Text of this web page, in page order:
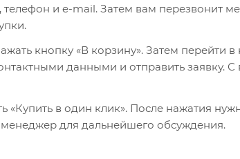
и e-mail. Затем вам перезвонит
кнопку «В корзину». Затем перейти
данными и отправить заявку.
«Купить в один клик». После нажатия
менеджер для дальнейшего обсуждения.